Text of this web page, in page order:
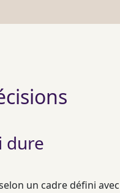
dure
un cadre défini